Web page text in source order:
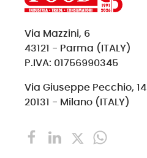
Via Mazzini, 6
43121 - Parma (ITALY)
P.IVA: 01756990345
Via Giuseppe Pecchio, 14
20131 - Milano (ITALY)